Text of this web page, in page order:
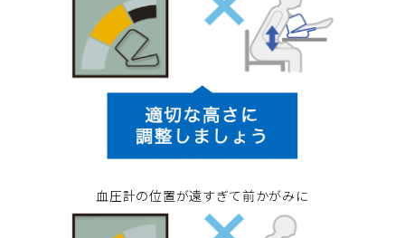
血圧計の位置が遠すぎて前かがみに